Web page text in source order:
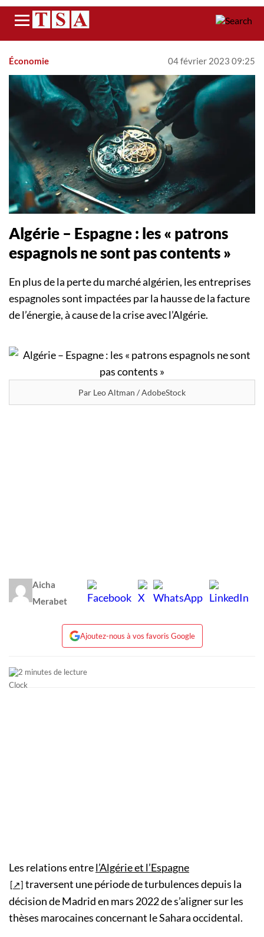
Menu
Économie 04 février 2023 09:25
Algérie – Espagne : les « patrons
espagnols ne sont pas contents »
En plus de la perte du marché algérien, les entreprises
espagnoles sont impactées par la hausse de la facture
de l’énergie, à cause de la crise avec l’Algérie.
Par Leo Altman / AdobeStock
Aicha
Merabet
Ajoutez-nous à vos favoris Google
2 minutes de lecture
Les relations entrel’Algérie et l’Espagne
traversent une période de turbulences depuis la
décision de Madrid en mars 2022 de s’aligner sur les
thèses marocaines concernant le Sahara occidental.